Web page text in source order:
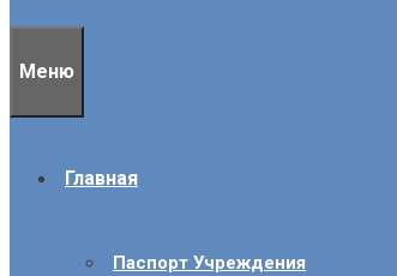
Меню
Главная
Паспорт Учреждения